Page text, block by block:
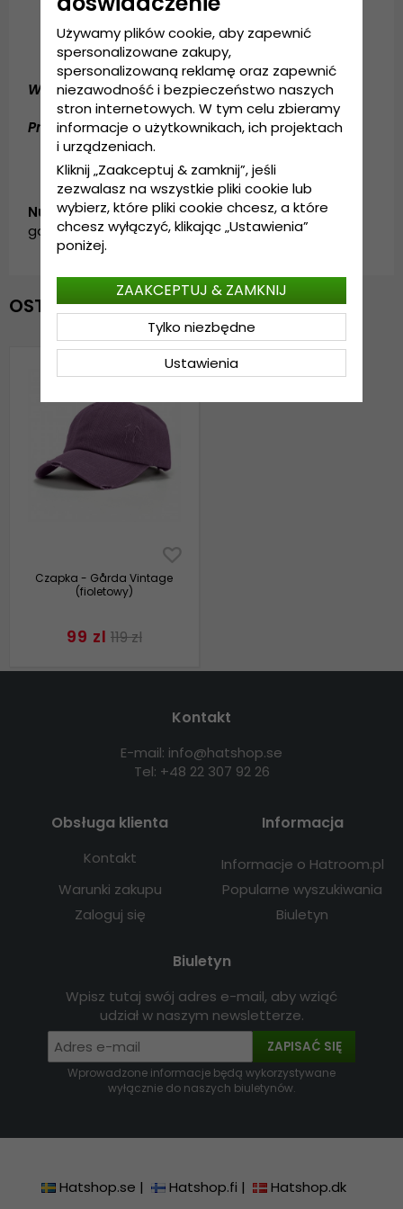
Regulacja z tyłu czapki
Wykonanie:100% bawełna
Przewodnik po rozmiarach:Rozmiar uniwersalny
Numer artykułu:
garda.cap.wornout.washed.vintage.purple
OSTATNIO OGLĄDANE
Czapka - Gårda Vintage
(fioletowy)
99 zl 119 zl
Kontakt
E-mail: info@hatshop.se
Tel: +48 22 307 92 26
Obsługa klienta
Kontakt
Warunki zakupu
Zaloguj się
Informacja
Informacje o Hatroom.pl
Popularne wyszukiwania
Biuletyn
Biuletyn
Wpisz tutaj swój adres e-mail, aby wziąć
udział w naszym newsletterze.
ZAPISAĆ SIĘ
Wprowadzone informacje będą wykorzystywane
wyłącznie do naszych biuletynów.
Hatshop.se | Hatshop.fi |
Hatshop.dk
Używamy plików cookie, aby zapewnić
spersonalizowane zakupy,
spersonalizowaną reklamę oraz zapewnić
niezawodność i bezpieczeństwo naszych
stron internetowych. W tym celu zbieramy
informacje o użytkownikach, ich projektach
i urządzeniach.
Kliknij „Zaakceptuj & zamknij”, jeśli
zezwalasz na wszystkie pliki cookie lub
wybierz, które pliki cookie chcesz, a które
chcesz wyłączyć, klikając „Ustawienia”
poniżej.
Ustawienia
Tylko niezbędne
ZAAKCEPTUJ & ZAMKNIJ